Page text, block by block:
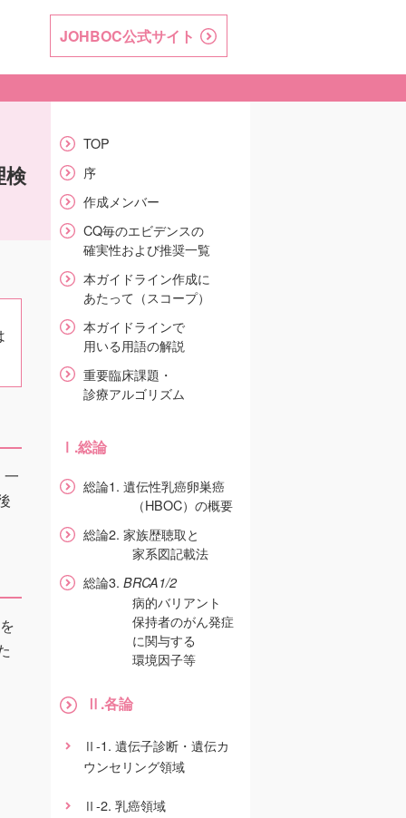
JOHBOC公式サイト
検
一
TOP
序
作成メンバー
CQ毎のエビデンスの
確実性および推奨一覧
本ガイドライン作成に
あたって（スコープ）
本ガイドラインで
用いる用語の解説
重要臨床課題・
診療アルゴリズム
.総論
総論1. 遺伝性乳癌卵巣癌
（HBOC）の概要
総論2. 家族歴聴取と
家系図記載法
総論3. BRCA1/2
病的バリアント
保持者のがん発症
に関与する
環境因子等
.各論
Ⅱ -1. 遺伝子診断・遺伝カ
ウンセリング領域
Ⅱ -2. 乳癌領域